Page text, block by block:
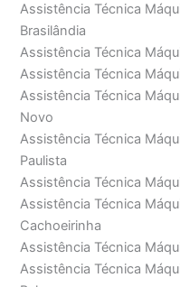
Assistência Técnica
Brasilândia
Assistência Técnica
Assistência Técnica
Assistência Técnica
Novo
Assistência Técnica
Paulista
Assistência Técnica
Assistência Técnica
Cachoeirinha
Assistência Técnica
Assistência Técnica